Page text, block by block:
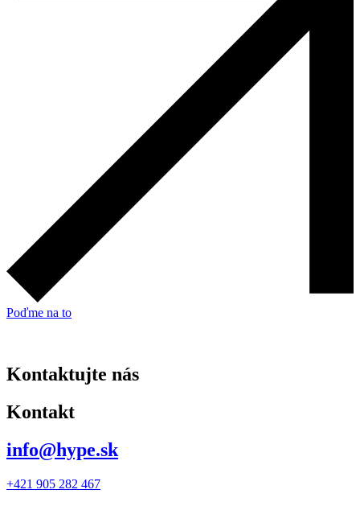
Poďme na to
Kontaktujte nás
Kontakt
info@hype.sk
+421 905 282 467